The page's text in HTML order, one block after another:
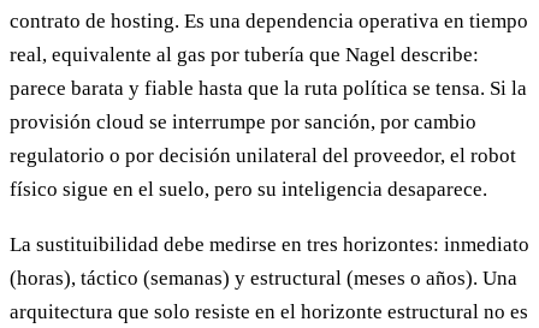
contrato de hosting. Es una dependencia operativa en tiempo
real, equivalente al gas por tubería que Nagel describe:
parece barata y fiable hasta que la ruta política se tensa. Si la
provisión cloud se interrumpe por sanción, por cambio
regulatorio o por decisión unilateral del proveedor, el robot
físico sigue en el suelo, pero su inteligencia desaparece.
La sustituibilidad debe medirse en tres horizontes: inmediato
(horas), táctico (semanas) y estructural (meses o años). Una
arquitectura que solo resiste en el horizonte estructural no es